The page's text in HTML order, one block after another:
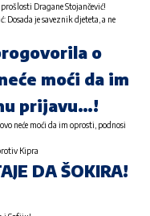
Dragane Stojančević!
je saveznik djeteta, a ne
o
moći da im
prijavu…!
neće moći da im oprosti, podnosi
Kipra
DA ŠOKIRA!